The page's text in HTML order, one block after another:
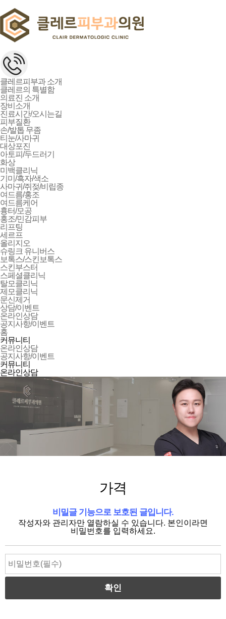
클레르피부과 소개
클레르의 특별함
의료진 소개
장비소개
진료시간/오시는길
피부질환
손/발톱 무좀
티눈/사마귀
대상포진
아토피/두드러기
화상
미백클리닉
기미/흑자/색소
사마귀/쥐젖/비립종
여드름/홍조
여드름케어
흉터/모공
홍조/민감피부
리프팅
세르프
올리지오
슈링크 유니버스
보톡스/스킨보톡스
스킨부스터
스페셜클리닉
탈모클리닉
제모클리닉
문신제거
상담/이벤트
온라인상담
공지사항/이벤트
홈
커뮤니티
온라인상담
공지사항/이벤트
커뮤니티
온라인상담
가격
비밀글 기능으로 보호된 글입니다.
작성자와 관리자만 열람하실 수 있습니다. 본인이라면
비밀번호를 입력하세요.